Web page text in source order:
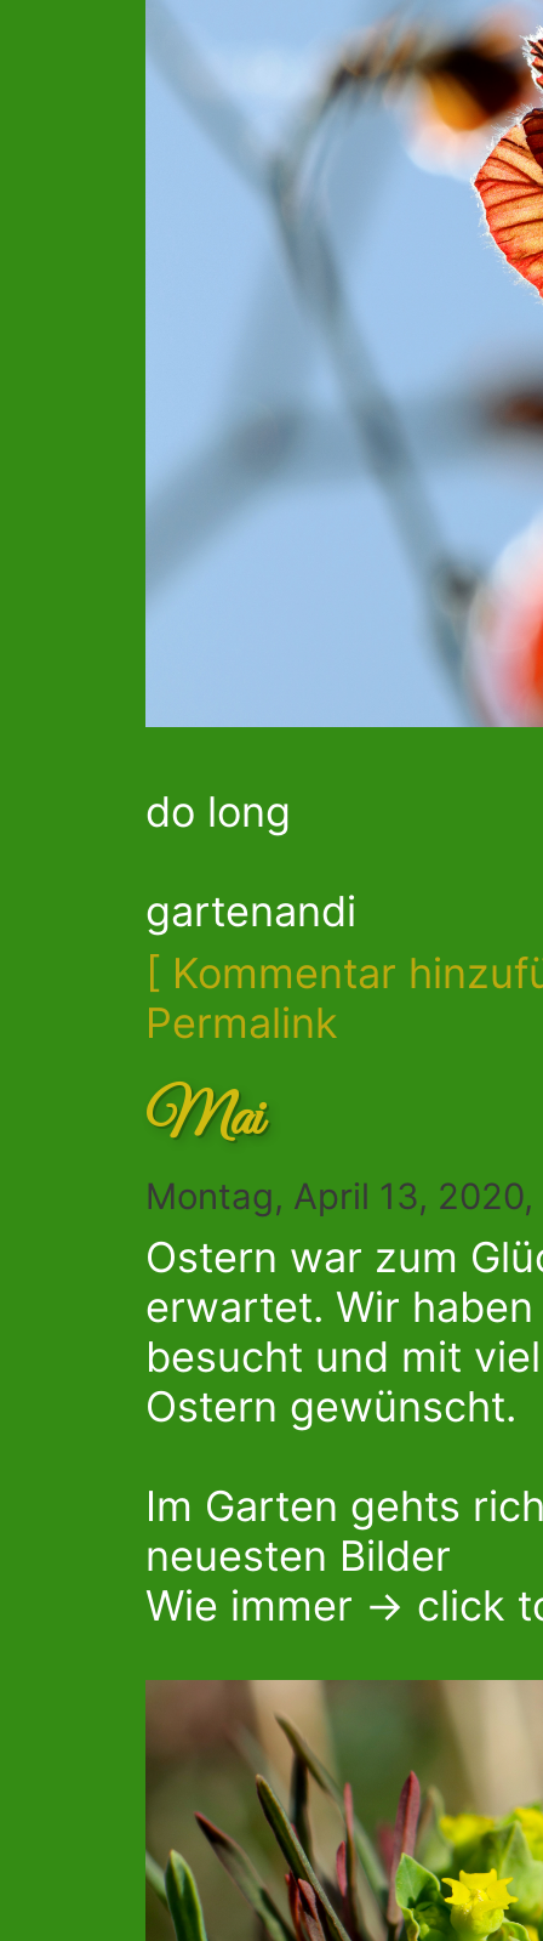
do long
gartenandi
[ Kommentar
Permalink
Mai
Montag, April 13,
Ostern war zum
erwartet. Wir
besucht und mit
Ostern gewünscht.
Im Garten gehts
neuesten Bilder
Wie immer -> click